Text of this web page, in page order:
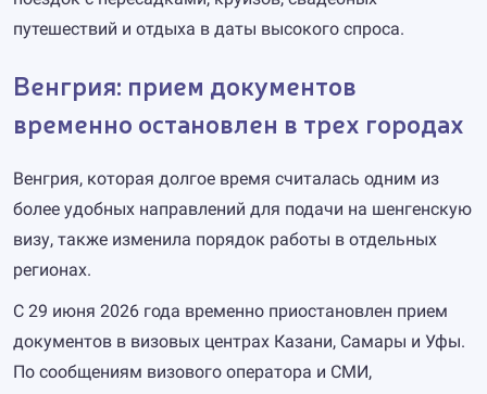
путешествий и отдыха в даты высокого спроса.
Венгрия: прием документов
временно остановлен в трех городах
Венгрия, которая долгое время считалась одним из
более удобных направлений для подачи на шенгенскую
визу, также изменила порядок работы в отдельных
регионах.
С 29 июня 2026 года временно приостановлен прием
документов в визовых центрах Казани, Самары и Уфы.
По сообщениям визового оператора и СМИ,